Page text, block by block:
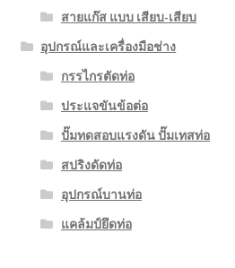
สายแก๊ส แบบ เสียบ-เสียบ
อุปกรณ์และเครื่องมือช่าง
กรรไกรตัดท่อ
ประแจขันข้อต่อ
ปั๊มทดสอบแรงดัน ปั๊มเทสท่อ
สปริงดัดท่อ
อุปกรณ์บานท่อ
แคล้มป์ยึดท่อ